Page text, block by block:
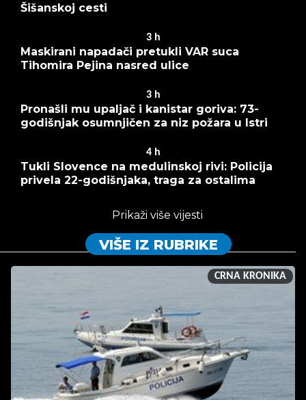
Šišanskoj cesti
3 h
Maskirani napadači pretukli VAR suca
Tihomira Pejina nasred ulice
3 h
Pronašli mu upaljač i kanistar goriva: 73-
godišnjak osumnjičen za niz požara u Istri
4 h
Tukli Slovence na medulinskoj rivi: Policija
privela 22-godišnjaka, traga za ostalima
Prikaži više vijesti
VIŠE IZ RUBRIKE
CRNA KRONIKA